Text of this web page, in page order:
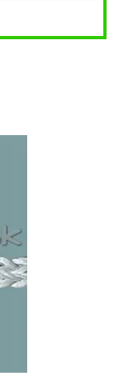
rozdelenie
orientačná za